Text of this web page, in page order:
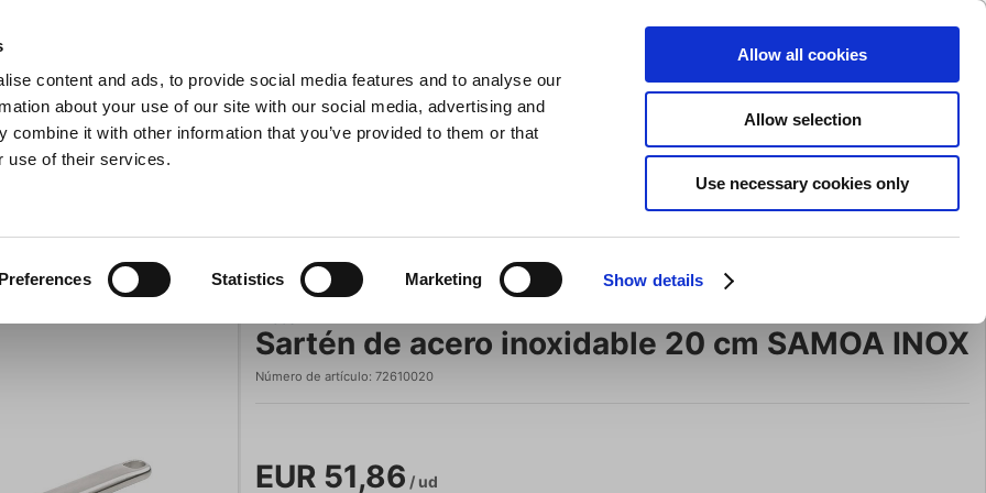
content and ads, to provide social media features and to analyse our
about your use of our site with our social media, advertising and
combine it with other information that you’ve provided to them or that
use of their services.
Preferences Statistics Marketing Show details
Allow all cookies
Allow selection
Use necessary cookies only
Buscar
ENTRAR
Carrito de compras (0)
Ollas y sartenes Para la mesa Marca
Oferta
Sartén de acero inoxidable 20 cm SAMOA INOX
Número de artículo: 72610020
EUR 51,86 / ud